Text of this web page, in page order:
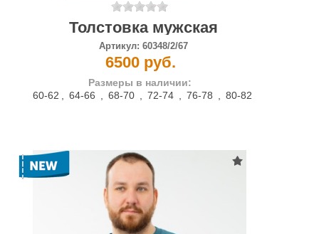
Толстовка мужская
Артикул: 60348/2/67
6500 руб.
Размеры в наличии:
60-62 , 64-66 , 68-70 , 72-74 , 76-78 , 80-82